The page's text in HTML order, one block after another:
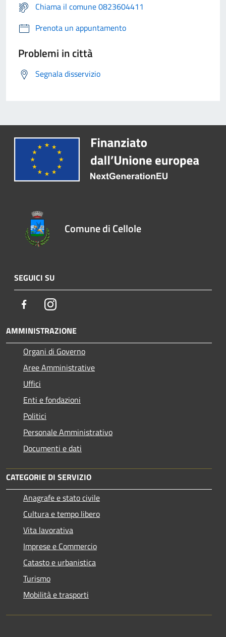
Chiama il comune 0823604411
Prenota un appuntamento
Problemi in città
Segnala disservizio
Comune di Cellole
SEGUICI SU
FacebookInstagram
AMMINISTRAZIONE
Organi di Governo
Aree Amministrative
Uffici
Enti e fondazioni
Politici
Personale Amministrativo
Documenti e dati
CATEGORIE DI SERVIZIO
Anagrafe e stato civile
Cultura e tempo libero
Vita lavorativa
Imprese e Commercio
Catasto e urbanistica
Turismo
Mobilità e trasporti